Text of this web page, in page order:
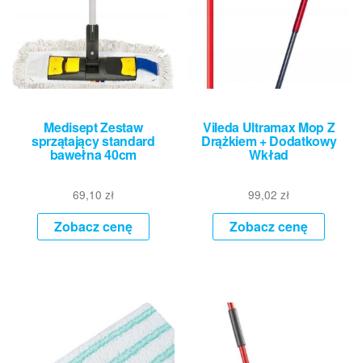
Medisept Zestaw
sprzątający standard
bawełna 40cm
69,10 zł
Zobacz cenę
Vileda Ultramax Mop Z
Drążkiem + Dodatkowy
Wkład
99,02zł
Zobacz cenę